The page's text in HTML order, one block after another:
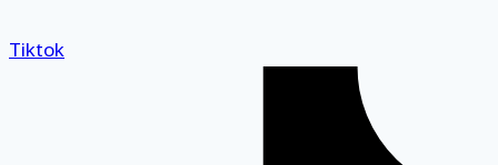
Tiktok